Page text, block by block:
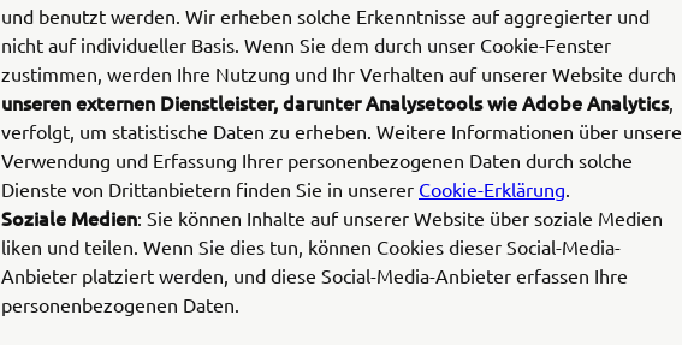
und benutzt werden. Wir erheben solche Erkenntnisse auf aggregierter und
nicht auf individueller Basis. Wenn Sie dem durch unser Cookie-Fenster
zustimmen, werden Ihre Nutzung und Ihr Verhalten auf unserer Website durch
unseren externen Dienstleister, darunter Analysetools wie Adobe Analytics,
verfolgt, um statistische Daten zu erheben. Weitere Informationen über unsere
Verwendung und Erfassung Ihrer personenbezogenen Daten durch solche
Dienste von Drittanbietern finden Sie in unserer Cookie-Erklärung.
Soziale Medien: Sie können Inhalte auf unserer Website über soziale Medien
liken und teilen. Wenn Sie dies tun, können Cookies dieser Social-Media-
Anbieter platziert werden, und diese Social-Media-Anbieter erfassen Ihre
personenbezogenen Daten.